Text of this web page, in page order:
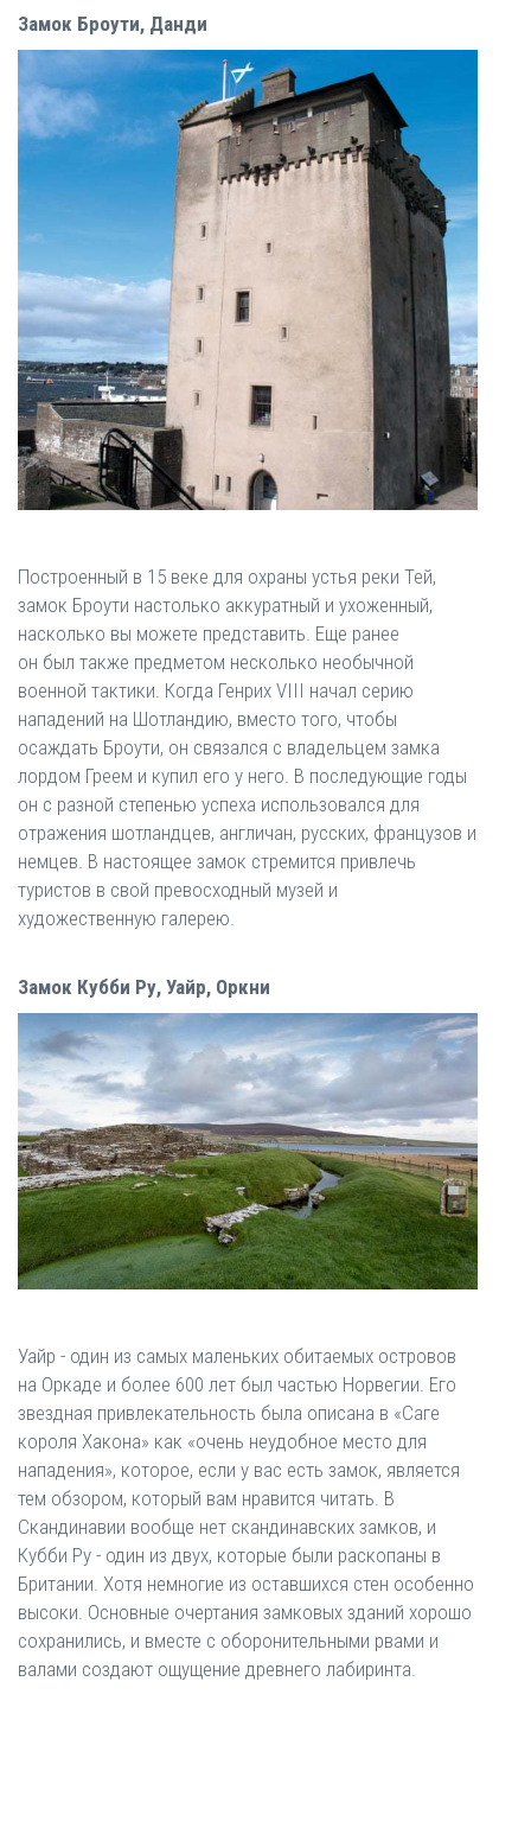
Замок Броути, Данди
Построенный в 15 веке для охраны устья реки Тей,
замок Броути настолько аккуратный и ухоженный,
насколько вы можете представить. Еще ранее
он был также предметом несколько необычной
военной тактики. Когда Генрих VIII начал серию
нападений на Шотландию, вместо того, чтобы
осаждать Броути, он связался с владельцем замка
лордом Греем и купил его у него. В последующие годы
он с разной степенью успеха использовался для
отражения шотландцев, англичан, русских, французов и
немцев. В настоящее замок стремится привлечь
туристов в свой превосходный музей и
художественную галерею.
Замок Кубби Ру, Уайр, Оркни
Уайр - один из самых маленьких обитаемых островов
на Оркаде и более 600 лет был частью Норвегии. Его
звездная привлекательность была описана в «Саге
короля Хакона» как «очень неудобное место для
нападения», которое, если у вас есть замок, является
тем обзором, который вам нравится читать. В
Скандинавии вообще нет скандинавских замков, и
Кубби Ру - один из двух, которые были раскопаны в
Британии. Хотя немногие из оставшихся стен особенно
высоки. Основные очертания замковых зданий хорошо
сохранились, и вместе с оборонительными рвами и
валами создают ощущение древнего лабиринта.